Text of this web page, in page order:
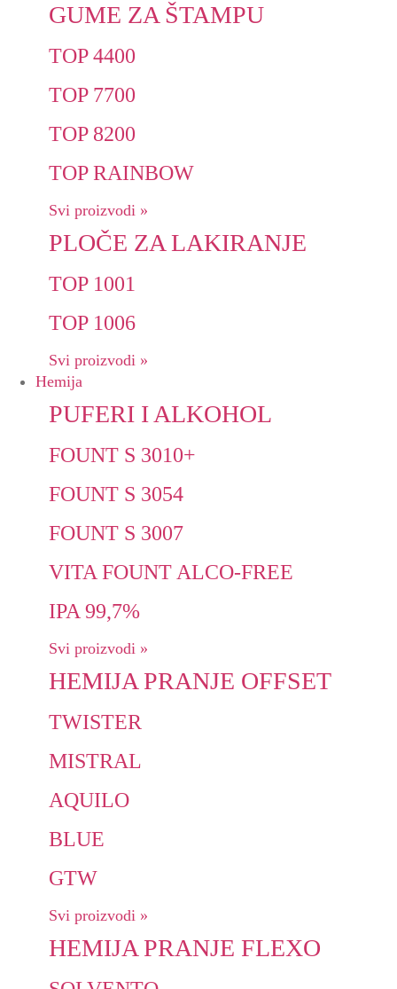
GUME ZA ŠTAMPU
TOP 4400
TOP 7700
TOP 8200
TOP RAINBOW
Svi proizvodi »
PLOČE ZA LAKIRANJE
TOP 1001
TOP 1006
Svi proizvodi »
Hemija
PUFERI I ALKOHOL
FOUNT S 3010+
FOUNT S 3054
FOUNT S 3007
VITA FOUNT ALCO-FREE
IPA 99,7%
Svi proizvodi »
HEMIJA PRANJE OFFSET
TWISTER
MISTRAL
AQUILO
BLUE
GTW
Svi proizvodi »
HEMIJA PRANJE FLEXO